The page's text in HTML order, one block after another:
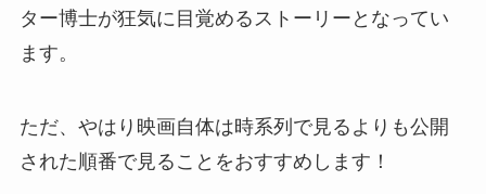
ター博士が狂気に目覚めるストーリーとなってい
ます。
ただ、やはり映画自体は時系列で見るよりも公開
された順番で見ることをおすすめします！